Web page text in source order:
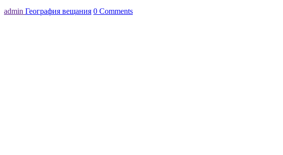
admin География вещания 0 Comments